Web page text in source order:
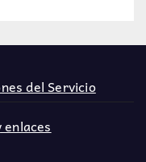
del Servicio